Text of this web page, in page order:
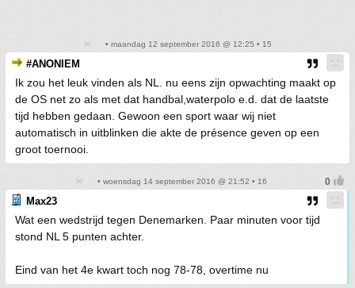
• maandag 12 september 2016 @ 12:25 • 15
#ANONIEM
Ik zou het leuk vinden als NL. nu eens zijn opwachting maakt op
de OS net zo als met dat handbal,waterpolo e.d. dat de laatste
tijd hebben gedaan. Gewoon een sport waar wij niet
automatisch in uitblinken die akte de présence geven op een
groot toernooi.
• woensdag 14 september 2016 @ 21:52 • 16
Max23
Wat een wedstrijd tegen Denemarken. Paar minuten voor tijd
stond NL 5 punten achter.
Eind van het 4e kwart toch nog 78-78, overtime nu